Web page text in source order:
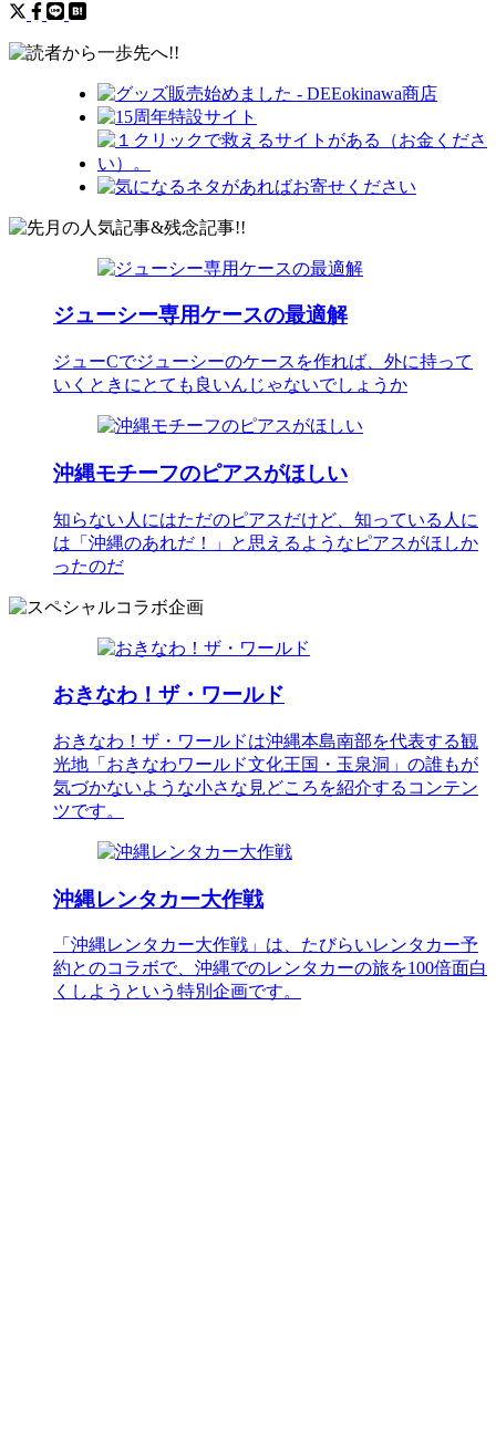
ジューシー専用ケースの最適解
ジューCでジューシーのケースを作れば、外に持って
いくときにとても良いんじゃないでしょうか
沖縄モチーフのピアスがほしい
知らない人にはただのピアスだけど、知っている人に
は「沖縄のあれだ！」と思えるようなピアスがほしか
ったのだ
おきなわ！ザ・ワールド
おきなわ！ザ・ワールドは沖縄本島南部を代表する観
光地「おきなわワールド文化王国・玉泉洞」の誰もが
気づかないような小さな見どころを紹介するコンテン
ツです。
沖縄レンタカー大作戦
「沖縄レンタカー大作戦」は、たびらいレンタカー予
約とのコラボで、沖縄でのレンタカーの旅を100倍面白
くしようという特別企画です。